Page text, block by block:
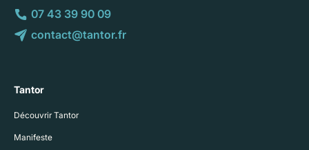
07 43 39 90 09
contact@tantor.fr
Tantor
Découvrir Tantor
Manifeste